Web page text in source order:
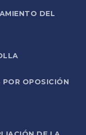
DEL
OPOSICIÓN